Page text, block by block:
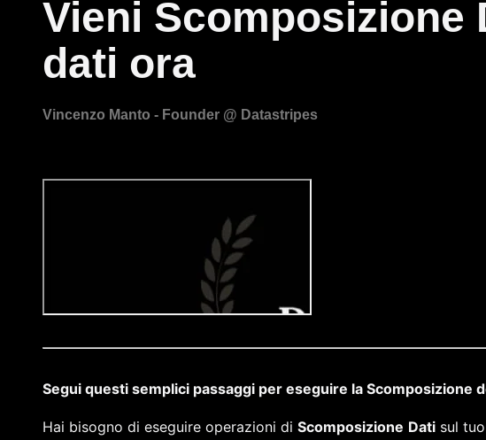
Vieni Scomposizione
dati ora
Segui questi semplici passaggi per eseguire la Scomposizione
Hai bisogno di eseguire operazioni diScomposizione Datisul tuo